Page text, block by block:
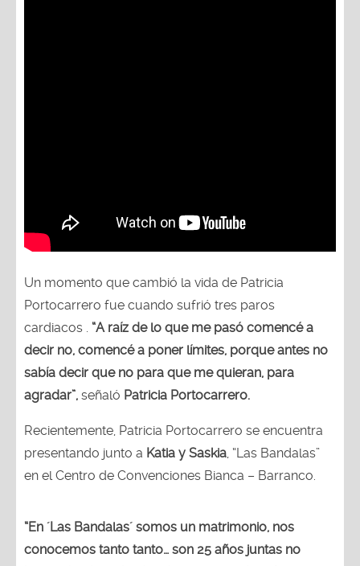
Un momento que cambió la vida de Patricia
Portocarrero fue cuando sufrió tres paros
cardiacos . “A raíz de lo que me pasó comencé a
decir no, comencé a poner límites, porque antes no
sabía decir que no para que me quieran, para
agradar”, señaló Patricia Portocarrero.
Recientemente, Patricia Portocarrero se encuentra
presentando junto a Katia y Saskia, “Las Bandalas”
en el Centro de Convenciones Bianca – Barranco.
“En ´Las Bandalas´ somos un matrimonio, nos
conocemos tanto tanto… son 25 años juntas no